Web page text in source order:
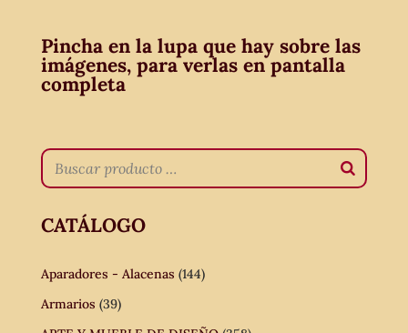
Pincha en la lupa que hay sobre las
imágenes, para verlas en pantalla
completa
CATÁLOGO
Aparadores - Alacenas (144)
Armarios (39)